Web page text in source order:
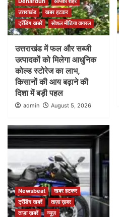
उत्तराखंड
खबर हटकर
ट्रेंडिंग खबरें
सोशल मीडिया वायरल
उत्तराखंड में फल और सब्जी
उत्पादकों को मिलेगा आधुनिक
कोल्ड स्टोरेज का लाभ,
किसानों की आय बढ़ाने की
दिशा में बड़ी पहल
admin August 5, 2026
Newsbeat
खबर हटकर
ट्रेंडिंग खबरें
ताज़ा ख़बर
ताज़ा ख़बरें
न्यूज़